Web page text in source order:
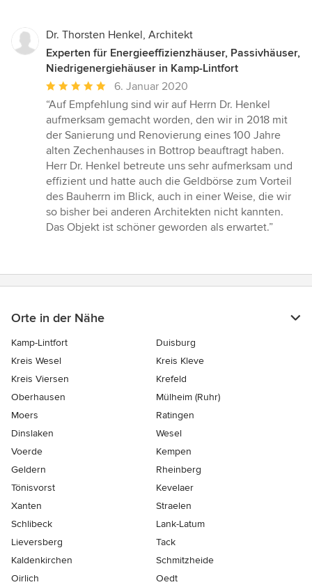
Dr. Thorsten Henkel, Architekt
Experten für Energieeffizienzhäuser, Passivhäuser,
Niedrigenergiehäuser in Kamp-Lintfort
Durchschnittliche
Bewertung:
5
von
5
Sternen
6. Januar 2020
“Auf Empfehlung sind wir auf Herrn Dr. Henkel
aufmerksam gemacht worden, den wir in 2018 mit
der Sanierung und Renovierung eines 100 Jahre
alten Zechenhauses in Bottrop beauftragt haben.
Herr Dr. Henkel betreute uns sehr aufmerksam und
effizient und hatte auch die Geldbörse zum Vorteil
des Bauherrn im Blick, auch in einer Weise, die wir
so bisher bei anderen Architekten nicht kannten.
Das Objekt ist schöner geworden als erwartet.”
Orte in der Nähe
Kamp-Lintfort
Duisburg
Kreis Wesel
Kreis Kleve
Kreis Viersen
Krefeld
Oberhausen
Mülheim (Ruhr)
Moers
Ratingen
Dinslaken
Wesel
Voerde
Kempen
Geldern
Rheinberg
Tönisvorst
Kevelaer
Xanten
Straelen
Schlibeck
Lank-Latum
Lieversberg
Tack
Kaldenkirchen
Schmitzheide
Oirlich
Oedt